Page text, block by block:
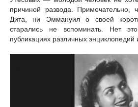
причиной развода. Примечательно,
Дита, ни Эммануил о своей
старались не вспоминать. Нет
публикациях различных энциклопедий